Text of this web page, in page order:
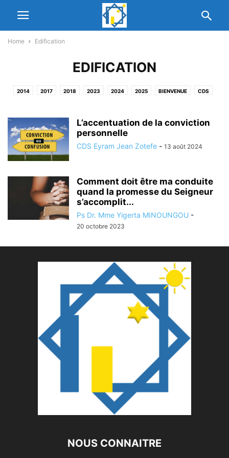
Home Edification
EDIFICATION
2014 2017 2018 2023 2024 2025 BIENVENUE CDS
EDIFICATION MUTUELLE
L'EGLISE LE COIN DE L'ESPERANCE HEBDOMADAIRE
MESSAGES NETWORK PARTNERS NOUS CONNAITRE PASTEURS
PRECISE PROPHETIE 2020
L’accentuation de la conviction
personnelle
CDS Eyram Jean Zotefe - 13 août 2024
Comment doit être ma conduite
quand la promesse du Seigneur
s’accomplit...
Ps Dr. Mme Yigerta MINOUNGOU -
20 octobre 2023
NOUS CONNAITRE